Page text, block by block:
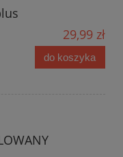
29,99 zł
do koszyka